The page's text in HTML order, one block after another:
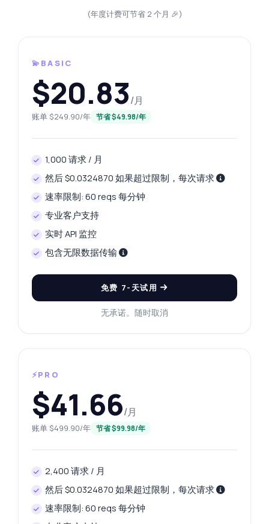
(年度计费可节省 2 个月 🎉)
💫BASIC
$20.83/月
账单 $249.90/年 节省 $49.98/年
1,000 请求 / 月
然后 $0.0324870 如果超过限制，每次请求
速率限制: 60 reqs 每分钟
专业客户支持
实时 API 监控
包含无限数据传输
免费 7-天试用
无承诺。随时取消
⚡PRO
$41.66/月
账单 $499.90/年 节省 $99.98/年
2,400 请求 / 月
然后 $0.0324870 如果超过限制，每次请求
速率限制: 60 reqs 每分钟